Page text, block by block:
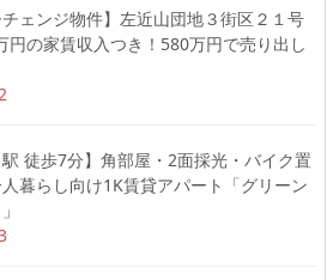
チェンジ物件】左近山団地３街区２１号
円の家賃収入つき！580万円で売り出し
駅 徒歩7分】角部屋・2面採光・バイク置
暮らし向け1K賃貸アパート「グリーン